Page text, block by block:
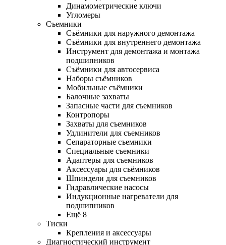
Динамометрические ключи
Угломеры
Съемники
Съёмники для наружного демонтажа
Съёмники для внутреннего демонтажа
Инструмент для демонтажа и монтажа
подшипников
Съёмники для автосервиса
Наборы съёмников
Мобильные съёмники
Балочные захваты
Запасные части для съемников
Контропоры
Захваты для съемников
Удлинители для съемников
Сепараторные съемники
Специальные съемники
Адаптеры для съемников
Аксессуары для съёмников
Шпиндели для съемников
Гидравлические насосы
Индукционные нагреватели для
подшипников
Ещё 8
Тиски
Крепления и аксессуары
Диагностический инструмент